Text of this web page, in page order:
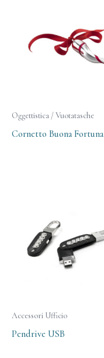
Oggettistica / Vuotatasche
Cornetto Buona Fortuna
Accessori Ufficio
Pendrive USB